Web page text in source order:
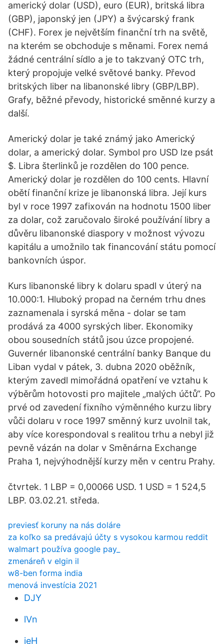
americký dolar (USD), euro (EUR), britská libra
(GBP), japonský jen (JPY) a švýcarský frank
(CHF). Forex je největším finanční trh na světě,
na kterém se obchoduje s měnami. Forex nemá
žádné centrální sídlo a je to takzvaný OTC trh,
který propojuje velké světové banky. Převod
britských liber na libanonské libry (GBP/LBP).
Grafy, běžné převody, historické směnné kurzy a
další.
Americký dolar je také známý jako Americký
dolar, a americký dolar. Symbol pro USD lze psát
$. Libra šterlinků je rozdělen do 100 pence.
Americký dolar je rozdělen do 100 cents. Hlavní
obětí finanční krize je libanonská libra. Její kurs
byl v roce 1997 zafixován na hodnotu 1500 liber
za dolar, což zaručovalo široké používání libry a
důvěru libanonské diaspory v možnost vývozu
kapitálu a umožnilo tak financování státu pomocí
bankovních úspor.
Kurs libanonské libry k dolaru spadl v úterý na
10.000:1. Hluboký propad na černém trhu dnes
zaznamenala i syrská měna - dolar se tam
prodává za 4000 syrských liber. Ekonomiky
obou sousedních států jsou úzce propojené.
Guvernér libanonské centrální banky Banque du
Liban vydal v pátek, 3. dubna 2020 oběžník,
kterým zavedl mimořádná opatření ve vztahu k
výběrům hotovosti pro majitele „malých účtů“. Po
prvé od zavedení fixního výměnného kurzu libry
vůči dolaru v roce 1997 směnný kurz uvolnil tak,
aby více korespondoval s realitou trhu a nebyl již
pevně vázán na dolar v Směnárna Exchange
Praha 1, nejvýhodnější kurzy měn v centru Prahy.
čtvrtek. 1 LBP = 0,00066 USD. 1 USD = 1 524,5
LBP. 03.02.21. středa.
previesť koruny na nás doláre
za koľko sa predávajú účty s vysokou karmou reddit
walmart používa google pay_
zmenáreň v elgin il
w8-ben forma india
menová investícia 2021
DJY
lVn
ieH